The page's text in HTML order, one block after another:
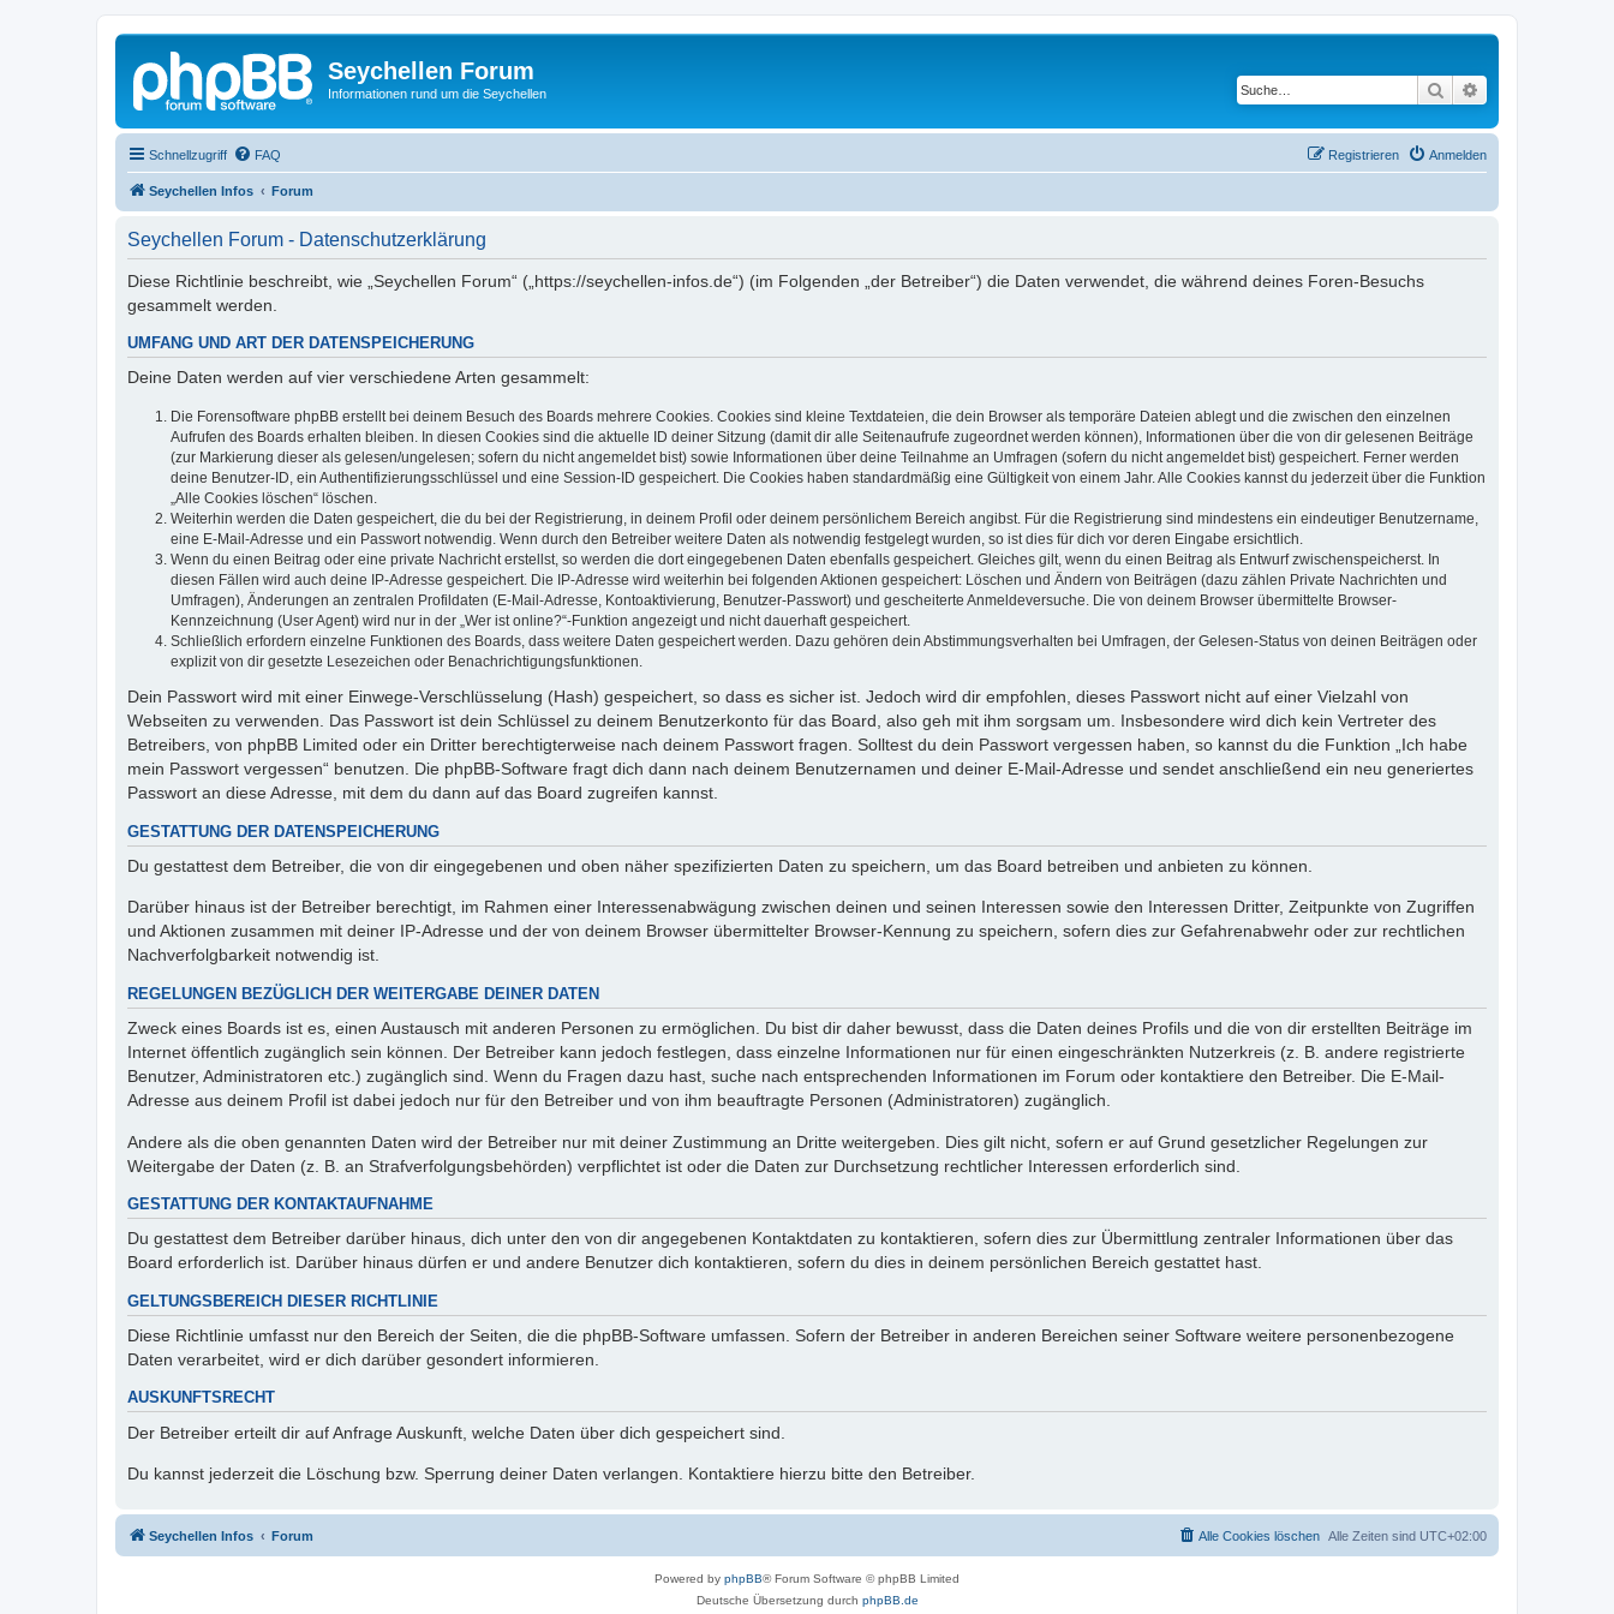
Seychellen Forum
Informationen rund um die Seychellen Suche
Schnellzugriff FAQ Anmelden
Registrieren
Seychellen Infos Forum
Seychellen Forum - Datenschutzerklärung
Diese Richtlinie beschreibt, wie „Seychellen Forum“ („https://seychellen-infos.de“) (im Folgenden „der Betreiber“) die Daten verwendet, die während deines Foren-Besuchs
gesammelt werden.
UMFANG UND ART DER DATENSPEICHERUNG
Deine Daten werden auf vier verschiedene Arten gesammelt:
Die Forensoftware phpBB erstellt bei deinem Besuch des Boards mehrere Cookies. Cookies sind kleine Textdateien, die dein Browser als temporäre Dateien ablegt und die zwischen den einzelnen
Aufrufen des Boards erhalten bleiben. In diesen Cookies sind die aktuelle ID deiner Sitzung (damit dir alle Seitenaufrufe zugeordnet werden können), Informationen über die von dir gelesenen Beiträge
(zur Markierung dieser als gelesen/ungelesen; sofern du nicht angemeldet bist) sowie Informationen über deine Teilnahme an Umfragen (sofern du nicht angemeldet bist) gespeichert. Ferner werden
deine Benutzer-ID, ein Authentifizierungsschlüssel und eine Session-ID gespeichert. Die Cookies haben standardmäßig eine Gültigkeit von einem Jahr. Alle Cookies kannst du jederzeit über die Funktion
„Alle Cookies löschen“ löschen.
Weiterhin werden die Daten gespeichert, die du bei der Registrierung, in deinem Profil oder deinem persönlichem Bereich angibst. Für die Registrierung sind mindestens ein eindeutiger Benutzername,
eine E-Mail-Adresse und ein Passwort notwendig. Wenn durch den Betreiber weitere Daten als notwendig festgelegt wurden, so ist dies für dich vor deren Eingabe ersichtlich.
Wenn du einen Beitrag oder eine private Nachricht erstellst, so werden die dort eingegebenen Daten ebenfalls gespeichert. Gleiches gilt, wenn du einen Beitrag als Entwurf zwischenspeicherst. In
diesen Fällen wird auch deine IP-Adresse gespeichert. Die IP-Adresse wird weiterhin bei folgenden Aktionen gespeichert: Löschen und Ändern von Beiträgen (dazu zählen Private Nachrichten und
Umfragen), Änderungen an zentralen Profildaten (E-Mail-Adresse, Kontoaktivierung, Benutzer-Passwort) und gescheiterte Anmeldeversuche. Die von deinem Browser übermittelte Browser-
Kennzeichnung (User Agent) wird nur in der „Wer ist online?“-Funktion angezeigt und nicht dauerhaft gespeichert.
Schließlich erfordern einzelne Funktionen des Boards, dass weitere Daten gespeichert werden. Dazu gehören dein Abstimmungsverhalten bei Umfragen, der Gelesen-Status von deinen Beiträgen oder
explizit von dir gesetzte Lesezeichen oder Benachrichtigungsfunktionen.
Dein Passwort wird mit einer Einwege-Verschlüsselung (Hash) gespeichert, so dass es sicher ist. Jedoch wird dir empfohlen, dieses Passwort nicht auf einer Vielzahl von
Webseiten zu verwenden. Das Passwort ist dein Schlüssel zu deinem Benutzerkonto für das Board, also geh mit ihm sorgsam um. Insbesondere wird dich kein Vertreter des
Betreibers, von phpBB Limited oder ein Dritter berechtigterweise nach deinem Passwort fragen. Solltest du dein Passwort vergessen haben, so kannst du die Funktion „Ich habe
mein Passwort vergessen“ benutzen. Die phpBB-Software fragt dich dann nach deinem Benutzernamen und deiner E-Mail-Adresse und sendet anschließend ein neu generiertes
Passwort an diese Adresse, mit dem du dann auf das Board zugreifen kannst.
GESTATTUNG DER DATENSPEICHERUNG
Du gestattest dem Betreiber, die von dir eingegebenen und oben näher spezifizierten Daten zu speichern, um das Board betreiben und anbieten zu können.
Darüber hinaus ist der Betreiber berechtigt, im Rahmen einer Interessenabwägung zwischen deinen und seinen Interessen sowie den Interessen Dritter, Zeitpunkte von Zugriffen
und Aktionen zusammen mit deiner IP-Adresse und der von deinem Browser übermittelter Browser-Kennung zu speichern, sofern dies zur Gefahrenabwehr oder zur rechtlichen
Nachverfolgbarkeit notwendig ist.
REGELUNGEN BEZÜGLICH DER WEITERGABE DEINER DATEN
Zweck eines Boards ist es, einen Austausch mit anderen Personen zu ermöglichen. Du bist dir daher bewusst, dass die Daten deines Profils und die von dir erstellten Beiträge im
Internet öffentlich zugänglich sein können. Der Betreiber kann jedoch festlegen, dass einzelne Informationen nur für einen eingeschränkten Nutzerkreis (z. B. andere registrierte
Benutzer, Administratoren etc.) zugänglich sind. Wenn du Fragen dazu hast, suche nach entsprechenden Informationen im Forum oder kontaktiere den Betreiber. Die E-Mail-
Adresse aus deinem Profil ist dabei jedoch nur für den Betreiber und von ihm beauftragte Personen (Administratoren) zugänglich.
Andere als die oben genannten Daten wird der Betreiber nur mit deiner Zustimmung an Dritte weitergeben. Dies gilt nicht, sofern er auf Grund gesetzlicher Regelungen zur
Weitergabe der Daten (z. B. an Strafverfolgungsbehörden) verpflichtet ist oder die Daten zur Durchsetzung rechtlicher Interessen erforderlich sind.
GESTATTUNG DER KONTAKTAUFNAHME
Du gestattest dem Betreiber darüber hinaus, dich unter den von dir angegebenen Kontaktdaten zu kontaktieren, sofern dies zur Übermittlung zentraler Informationen über das
Board erforderlich ist. Darüber hinaus dürfen er und andere Benutzer dich kontaktieren, sofern du dies in deinem persönlichen Bereich gestattet hast.
GELTUNGSBEREICH DIESER RICHTLINIE
Diese Richtlinie umfasst nur den Bereich der Seiten, die die phpBB-Software umfassen. Sofern der Betreiber in anderen Bereichen seiner Software weitere personenbezogene
Daten verarbeitet, wird er dich darüber gesondert informieren.
AUSKUNFTSRECHT
Der Betreiber erteilt dir auf Anfrage Auskunft, welche Daten über dich gespeichert sind.
Du kannst jederzeit die Löschung bzw. Sperrung deiner Daten verlangen. Kontaktiere hierzu bitte den Betreiber.
Seychellen Infos Forum Alle Zeiten sind UTC+02:00
Alle Cookies löschen
Powered by phpBB® Forum Software © phpBB Limited
Deutsche Übersetzung durch phpBB.de